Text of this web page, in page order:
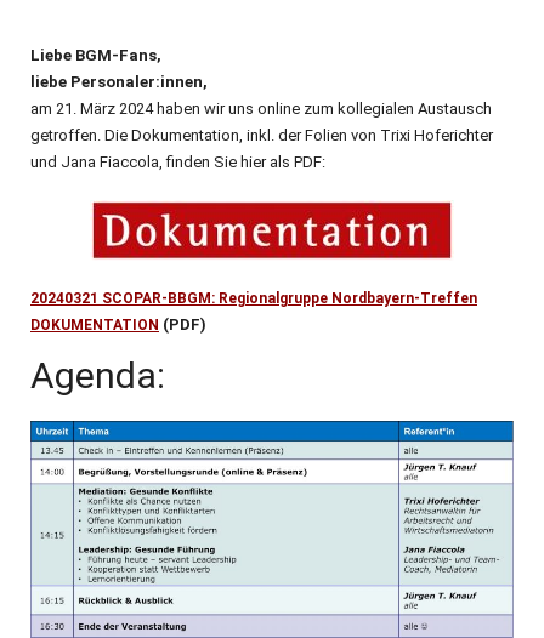
Liebe BGM-Fans,
liebe Personaler:innen,
am 21. März 2024 haben wir uns online zum kollegialen Austausch
getroffen. Die Dokumentation, inkl. der Folien von Trixi Hoferichter
und Jana Fiaccola, finden Sie hier als PDF:
20240321 SCOPAR-BBGM: Regionalgruppe Nordbayern-Treffen
DOKUMENTATION (PDF)
Agenda: